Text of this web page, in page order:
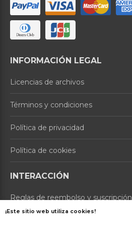
INFORMACIÓN LEGAL
Licencias de archivos
Términos y condiciones
Política de privacidad
Política de cookies
INTERACCIÓN
Reglas de reembolso y suscripción
¡Este sitio web utiliza cookies!